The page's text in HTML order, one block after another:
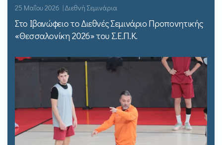
25 Μαΐου 2026 | Διεθνή Σεμινάρια
Στο Ιβανώφειο το Διεθνές Σεμινάριο Προπονητικής
«Θεσσαλονίκη 2026» του Σ.Ε.Π.Κ.